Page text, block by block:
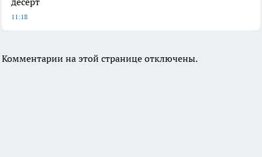
11:18
Комментарии на этой странице отключены.